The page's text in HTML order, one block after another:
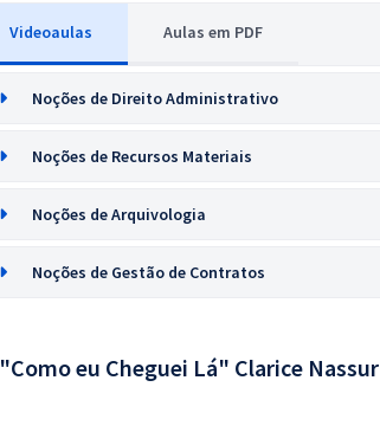
Videoaulas Aulas em PDF
Noções de Direito Administrativo
Noções de Recursos Materiais
Noções de Arquivologia
Noções de Gestão de Contratos
"Como eu Cheguei Lá" Clarice Nassur